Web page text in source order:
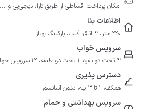
امکان پرداخت اقساطی از طریق تارا، دیجی‌پی و ...
اطلاعات بنا
220 متر، 4 اتاق، فلت، پارکینگ روباز
سرویس خواب
4 تخت دو نفره، 1 تخت دو طبقه، 12 سرویس خواب کامل، 12 پتو
دسترس پذیری
همکف، 1 تا 3 پله، بدون آسانسور
سرویس بهداشتی و حمام